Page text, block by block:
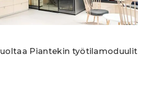
Piantekin työtilamoduulit